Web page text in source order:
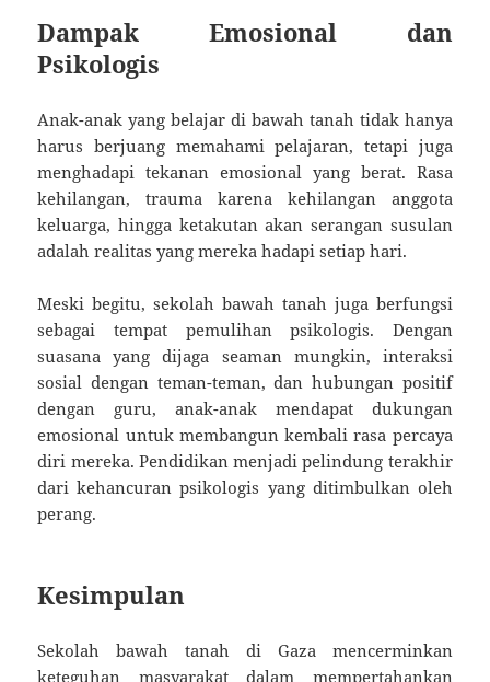
Dampak Emosional dan
Psikologis
Anak-anak yang belajar di bawah tanah tidak hanya
harus berjuang memahami pelajaran, tetapi juga
menghadapi tekanan emosional yang berat. Rasa
kehilangan, trauma karena kehilangan anggota
keluarga, hingga ketakutan akan serangan susulan
adalah realitas yang mereka hadapi setiap hari.
Meski begitu, sekolah bawah tanah juga berfungsi
sebagai tempat pemulihan psikologis. Dengan
suasana yang dijaga seaman mungkin, interaksi
sosial dengan teman-teman, dan hubungan positif
dengan guru, anak-anak mendapat dukungan
emosional untuk membangun kembali rasa percaya
diri mereka. Pendidikan menjadi pelindung terakhir
dari kehancuran psikologis yang ditimbulkan oleh
perang.
Kesimpulan
Sekolah bawah tanah di Gaza mencerminkan
keteguhan masyarakat dalam mempertahankan